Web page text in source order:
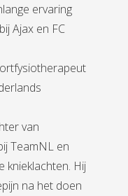
ervaring
Ajax en FC
van
TeamNL en
knieklachten. Hij
na het doen